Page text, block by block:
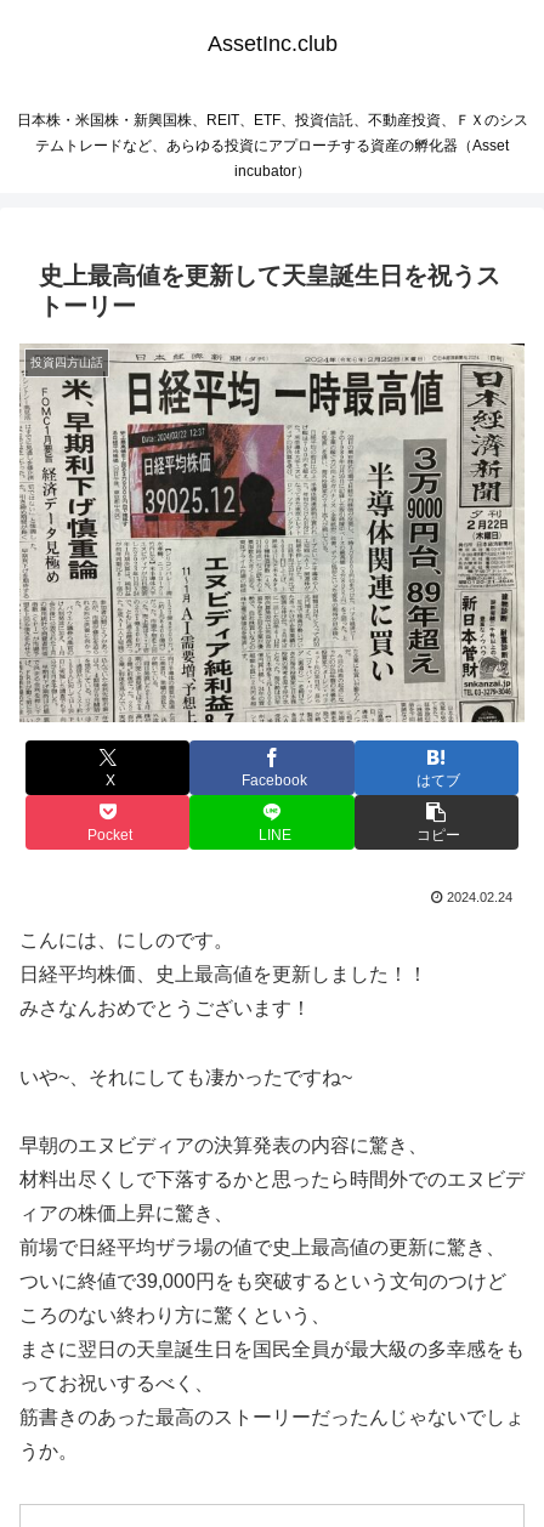
AssetInc.club
日本株・米国株・新興国株、REIT、ETF、投資信託、不動産投資、ＦＸのシス
テムトレードなど、あらゆる投資にアプローチする資産の孵化器（Asset
incubator）
史上最高値を更新して天皇誕生日を祝うス
トーリー
投資四方山話
X Facebook はてブ
Pocket LINE コピー
2024.02.24
こんには、にしのです。
日経平均株価、史上最高値を更新しました！！
みさなんおめでとうございます！
いや~、それにしても凄かったですね~
早朝のエヌビディアの決算発表の内容に驚き、
材料出尽くしで下落するかと思ったら時間外でのエヌビデ
ィアの株価上昇に驚き、
前場で日経平均ザラ場の値で史上最高値の更新に驚き、
ついに終値で39,000円をも突破するという文句のつけど
ころのない終わり方に驚くという、
まさに翌日の天皇誕生日を国民全員が最大級の多幸感をも
ってお祝いするべく、
筋書きのあった最高のストーリーだったんじゃないでしょ
うか。